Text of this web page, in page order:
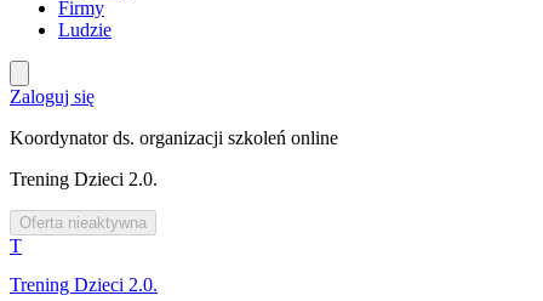
Firmy
Ludzie
Zaloguj się
Koordynator ds. organizacji szkoleń online
Trening Dzieci 2.0.
Oferta nieaktywna
T
Trening Dzieci 2.0.